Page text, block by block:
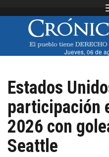
Jueves, 06 de
Estados
participación
2026 con
Seattle